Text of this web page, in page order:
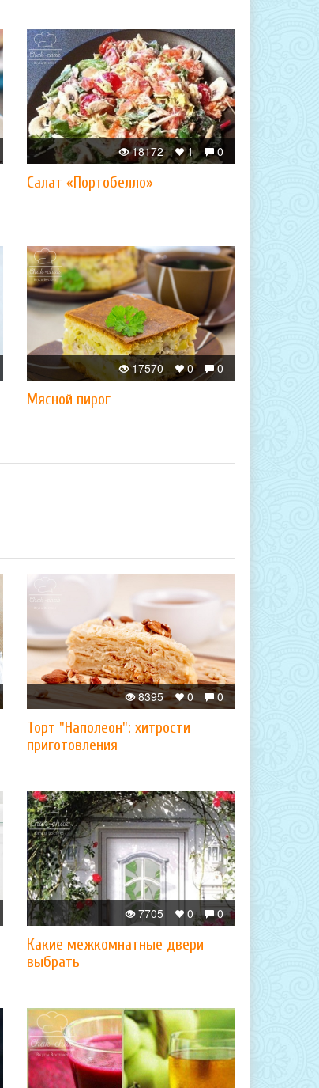
0
1
18172
Салат «Портобелло»
0
0
17570
Мясной пирог
0
0
8395
Торт "Наполеон": хитрости
приготовления
0
0
7705
Какие межкомнатные двери
выбрать